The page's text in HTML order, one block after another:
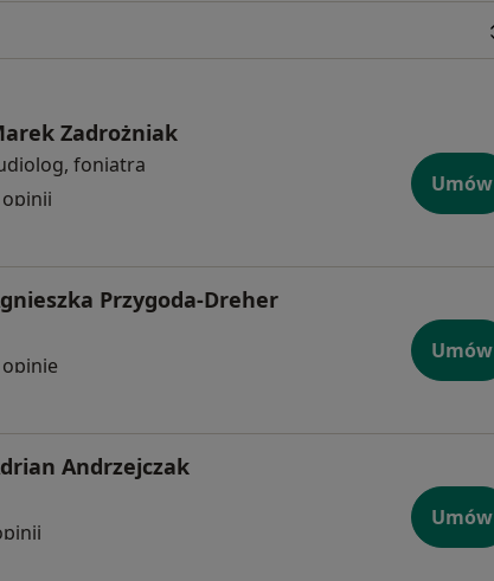
Zadrożniak
foniatra
Umów
Przygoda-Dreher
Umów
Andrzejczak
Umów